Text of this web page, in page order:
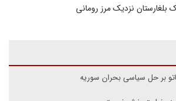
بلغارستان نزدیک مرز رومانی
بر حل سیاسی بحران سوریه